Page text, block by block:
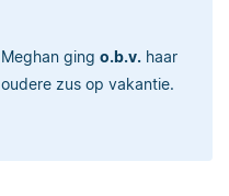
Meghan ging o.b.v. haar
oudere zus op vakantie.